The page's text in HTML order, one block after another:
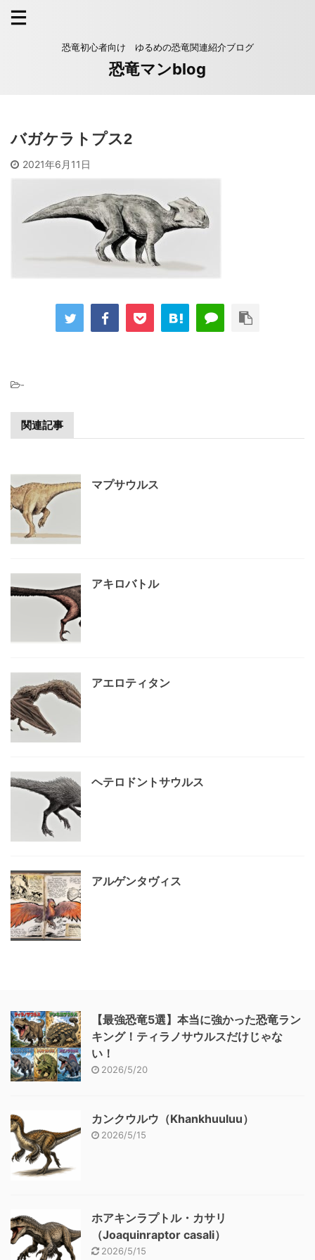
恐竜初心者向け ゆるめの恐竜関連紹介ブログ
恐竜マンblog
バガケラトプス2
2021年6月11日
-
関連記事
マプサウルス
アキロバトル
アエロティタン
ヘテロドントサウルス
アルゲンタヴィス
【最強恐竜5選】本当に強かった恐竜ラン
キング！ティラノサウルスだけじゃな
い！
2026/5/20
カンクウルウ（Khankhuuluu）
2026/5/15
ホアキンラプトル・カサリ
（Joaquinraptor casali）
2026/5/15